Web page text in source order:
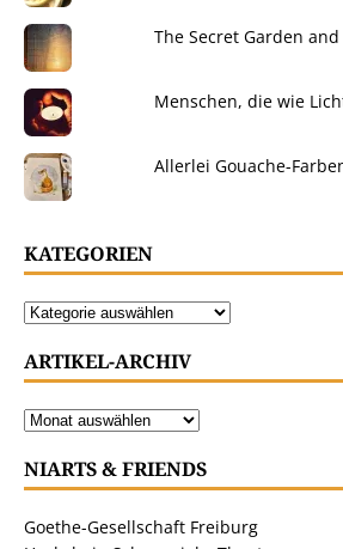
The Secret Garden
Menschen, die wie
Allerlei Gouache-
KATEGORIEN
ARTIKEL-ARCHIV
NIARTS & FRIENDS
Goethe-Gesellschaft Freiburg